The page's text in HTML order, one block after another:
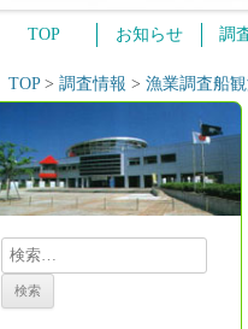
TOP お知らせ 調
TOP> 調査情報 > 漁業調査船
検
索: